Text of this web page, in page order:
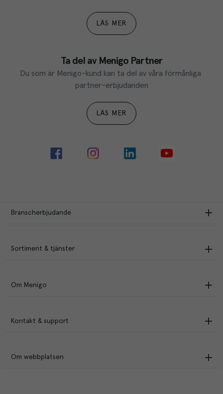
LÄS MER
Ta del av Menigo Partner
Du som är Menigo-kund kan ta del av våra förmånliga
partner-erbjudanden
LÄS MER
Branscherbjudande
Sortiment & tjänster
Om Menigo
Kontakt & support
Om webbplatsen